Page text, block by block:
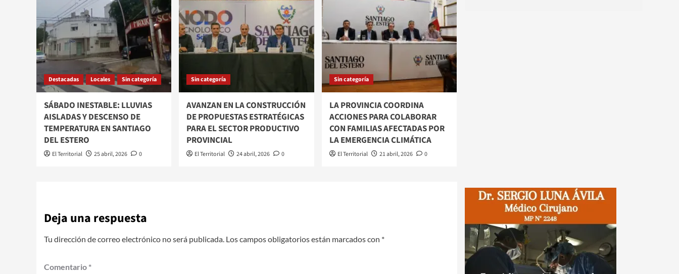
Destacadas Locales Sin categoría
SÁBADO INESTABLE: LLUVIAS
AISLADAS Y DESCENSO DE
TEMPERATURA EN SANTIAGO
DEL ESTERO
El Territorial 25 abril, 2026 0
Sin categoría
AVANZAN EN LA CONSTRUCCIÓN
DE PROPUESTAS ESTRATÉGICAS
PARA EL SECTOR PRODUCTIVO
PROVINCIAL
El Territorial 24 abril, 2026 0
Sin categoría
LA PROVINCIA COORDINA
ACCIONES PARA COLABORAR
CON FAMILIAS AFECTADAS POR
LA EMERGENCIA CLIMÁTICA
El Territorial 21 abril, 2026 0
Deja una respuesta
Tu dirección de correo electrónico no será publicada. Los campos obligatorios están marcados con *
Comentario *